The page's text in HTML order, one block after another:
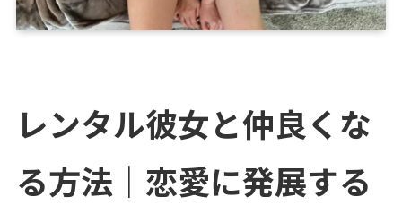
レンタル彼女と仲良くな
る方法｜恋愛に発展する